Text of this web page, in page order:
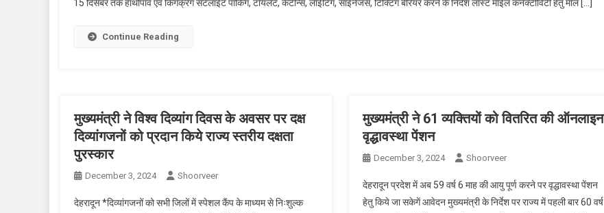
15 दिसंबर तक हाथीपांव एवं किंगक्रेग सेटेलाईट पार्किंग, टॉयलेट, केंटीन्स, लाईटिंग, साईनेजस, टिक्टिंग बेरियर करने के निर्देश लास्ट माईल कनेक्टीविटी हेतु मॉल […]
Continue Reading
मुख्यमंत्री ने विश्व दिव्यांग दिवस के अवसर पर दक्ष
दिव्यांगजनों को प्रदान किये राज्य स्तरीय दक्षता
पुरस्कार
December 3, 2024 Shoorveer
देहरादून *दिव्यांगजनों को सभी जिलों में स्पेशल कैंप के माध्यम से निःशुल्क
मुख्यमंत्री ने 61 व्यक्तियों को वितरित की ऑनलाइन
वृद्धावस्था पेंशन
December 3, 2024 Shoorveer
देहरादून प्रदेश में अब 59 वर्ष 6 माह की आयु पूर्ण करने पर वृद्धावस्था पेंशन
हेतु किये जा सकेगें आवेदन मुख्यमंत्री के निर्देश पर राज्य में पहली बार 60 वर्ष